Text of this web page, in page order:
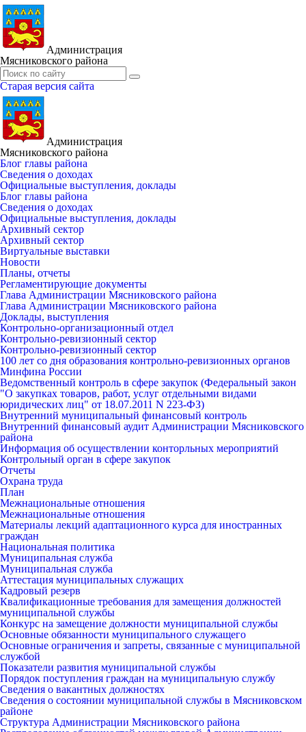
Администрация
Мясниковского района
Старая версия сайта
Администрация
Мясниковского района
Блог главы района
Сведения о доходах
Официальные выступления, доклады
Блог главы района
Сведения о доходах
Официальные выступления, доклады
Архивный сектор
Архивный сектор
Виртуальные выставки
Новости
Планы, отчеты
Регламентирующие документы
Глава Администрации Мясниковского района
Глава Администрации Мясниковского района
Доклады, выступления
Контрольно-организационный отдел
Контрольно-ревизионный сектор
Контрольно-ревизионный сектор
100 лет со дня образования контрольно-ревизионных органов
Минфина России
Ведомственный контроль в сфере закупок (Федеральный закон
"О закупках товаров, работ, услуг отдельными видами
юридических лиц" от 18.07.2011 N 223-ФЗ)
Внутренний муниципальный финансовый контроль
Внутренний финансовый аудит Администрации Мясниковского
района
Информация об осуществлении конторльных мероприятий
Контрольный орган в сфере закупок
Отчеты
Охрана труда
План
Межнациональные отношения
Межнациональные отношения
Материалы лекций адаптационного курса для иностранных
граждан
Национальная политика
Муниципальная служба
Муниципальная служба
Аттестация муниципальных служащих
Кадровый резерв
Квалификационные требования для замещения должностей
муниципальной службы
Конкурс на замещение должности муниципальной службы
Основные обязанности муниципального служащего
Основные ограничения и запреты, связанные с муниципальной
службой
Показатели развития муниципальной службы
Порядок поступления граждан на муниципальную службу
Сведения о вакантных должностях
Сведения о состоянии муниципальной службы в Мясниковском
районе
Структура Администрации Мясниковского района